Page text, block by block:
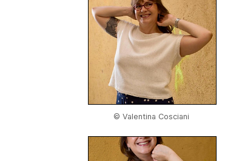
© Valentina Cosciani